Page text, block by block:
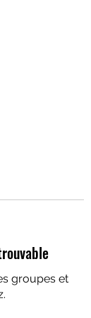
groupes et